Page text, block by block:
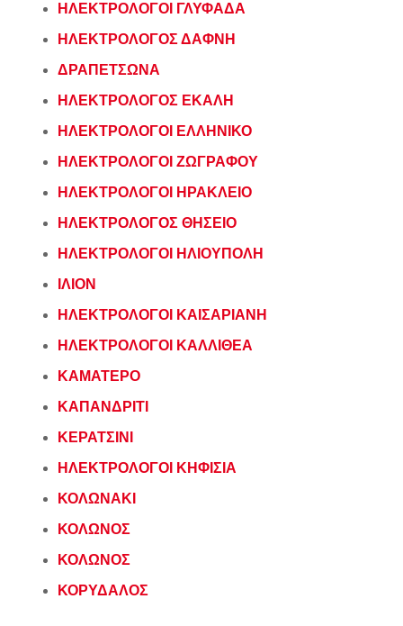
ΗΛΕΚΤΡΟΛΟΓΟΙ ΓΛΥΦΑΔΑ
ΗΛΕΚΤΡΟΛΟΓΟΣ ΔΑΦΝΗ
ΔΡΑΠΕΤΣΩΝΑ
ΗΛΕΚΤΡΟΛΟΓΟΣ ΕΚΑΛΗ
ΗΛΕΚΤΡΟΛΟΓΟΙ ΕΛΛΗΝΙΚΟ
ΗΛΕΚΤΡΟΛΟΓΟΙ ΖΩΓΡΑΦΟΥ
ΗΛΕΚΤΡΟΛΟΓΟΙ ΗΡΑΚΛΕΙΟ
ΗΛΕΚΤΡΟΛΟΓΟΣ ΘΗΣΕΙΟ
ΗΛΕΚΤΡΟΛΟΓΟΙ ΗΛΙΟΥΠΟΛΗ
ΙΛΙΟΝ
ΗΛΕΚΤΡΟΛΟΓΟΙ ΚΑΙΣΑΡΙΑΝΗ
ΗΛΕΚΤΡΟΛΟΓΟΙ ΚΑΛΛΙΘΕΑ
ΚΑΜΑΤΕΡΟ
ΚΑΠΑΝΔΡΙΤΙ
ΚΕΡΑΤΣΙΝΙ
ΗΛΕΚΤΡΟΛΟΓΟΙ ΚΗΦΙΣΙΑ
ΚΟΛΩΝΑΚΙ
ΚΟΛΩΝΟΣ
ΚΟΛΩΝΟΣ
ΚΟΡΥΔΑΛΟΣ